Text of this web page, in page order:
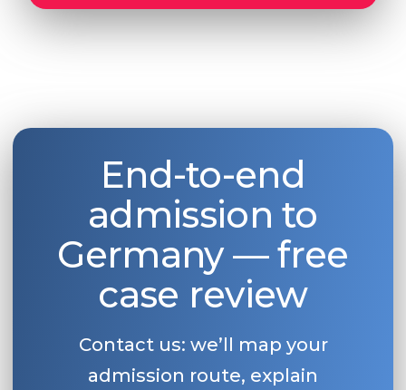
End-to-end
admission to
Germany — free
case review
Contact us: we’ll map your
admission route, explain